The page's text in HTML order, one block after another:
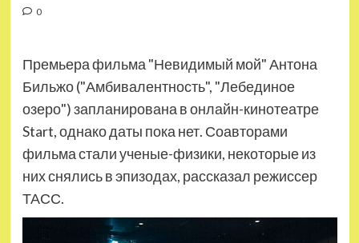
0
Премьера фильма "Невидимый мой" Антона
Бильжо ("Амбивалентность", "Лебединое
озеро") запланирована в онлайн-кинотеатре
Start, однако даты пока нет. Соавторами
фильма стали ученые-физики, некоторые из
них снялись в эпизодах, рассказал режиссер
ТАСС.